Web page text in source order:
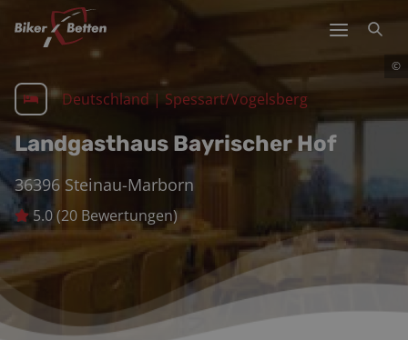
©
Deutschland | Spessart/Vogelsberg
Landgasthaus Bayrischer Hof
36396 Steinau-Marborn
5.0(20 Bewertungen)